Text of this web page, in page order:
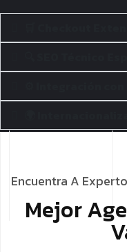
Encuentra A
Mejor